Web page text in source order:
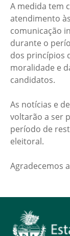
A medida tem
atendimento
comunicação
durante o
dos princípios
moralidade e
candidatos.
As notícias e
voltarão a ser
período de
eleitoral.
Agradecemos